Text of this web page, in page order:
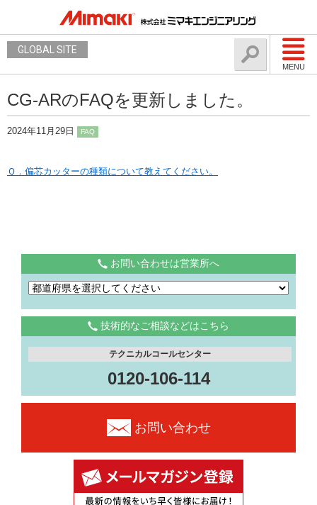
MENU
GLOBAL SITE
CG-ARのFAQを更新しました。
2024年11月29日 FAQ
Ｑ．偏芯カッターの種類について教えてください。
お問い合わせは営業所へ
技術的なご相談などはこちら
テクニカルコールセンター
0120-106-114
お問い合わせ